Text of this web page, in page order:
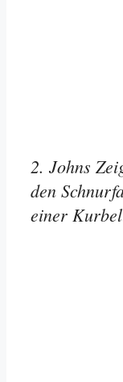
2. Johns
den
einer